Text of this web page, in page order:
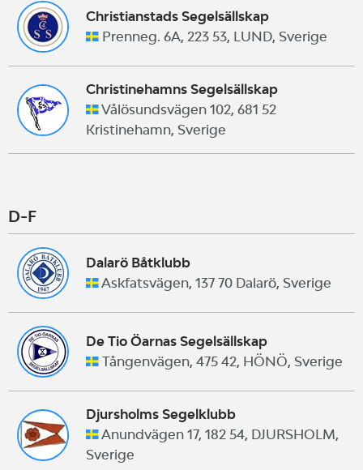
Christianstads Segelsällskap
Prenneg. 6A, 223 53, LUND, Sverige
Christinehamns Segelsällskap
Vålösundsvägen 102, 681 52
Kristinehamn, Sverige
D-F
Dalarö Båtklubb
Askfatsvägen, 137 70 Dalarö, Sverige
De Tio Öarnas Segelsällskap
Tångenvägen, 475 42, HÖNÖ, Sverige
Djursholms Segelklubb
Anundvägen 17, 182 54, DJURSHOLM,
Sverige